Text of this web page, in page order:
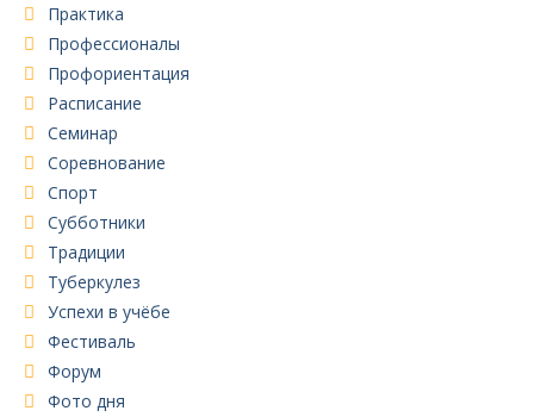
Практика
Профессионалы
Профориентация
Расписание
Семинар
Соревнование
Спорт
Субботники
Традиции
Туберкулез
Успехи в учёбе
Фестиваль
Форум
Фото дня